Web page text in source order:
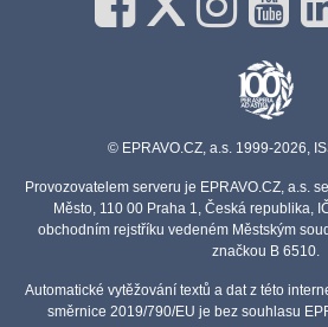
© EPRAVO.CZ, a.s. 1999-2026,
Provozovatelem serveru je EPRAVO.CZ, a.s.
Město, 110 00 Praha 1, Česká republika,
obchodním rejstříku vedeném Městským
značkou B 6510.
Automatické vytěžování textů a dat z této
směrnice 2019/790/EU je bez souhlasu